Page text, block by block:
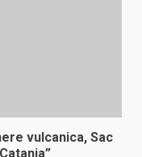
vulcanica, Sac